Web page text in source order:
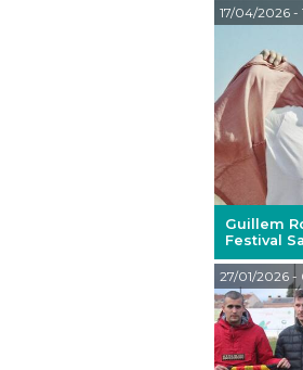
Guillem
Festival
17/04/2026-
27/01/2026-